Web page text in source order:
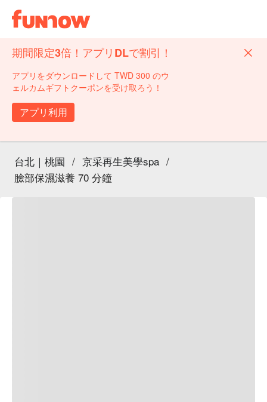
期間限定3倍！アプリDLで割引！
アプリをダウンロードして TWD 300 のウ
ェルカムギフトクーポンを受け取ろう！
アプリ利用
台北｜桃園 / 京采再生美學spa /
臉部保濕滋養 70 分鐘